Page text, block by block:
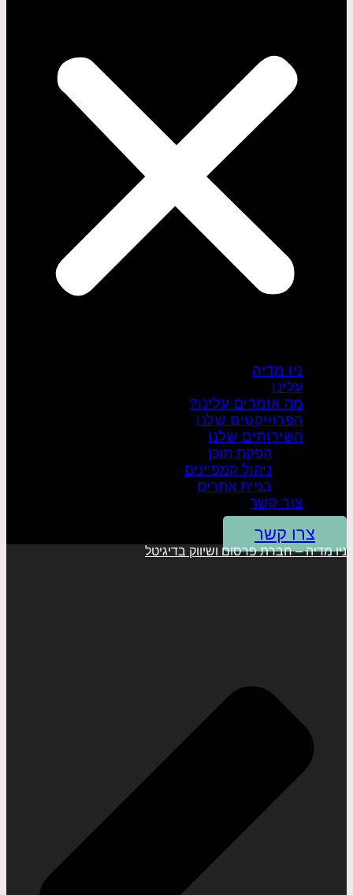
ניו מדיה
עלינו
מה אומרים עלינו?
הפרוייקטים שלנו
השירותים שלנו
הפקת תוכן
ניהול קמפיינים
בניית אתרים
צור קשר
צרו קשר
ניו מדיה – חברת פרסום ושיווק בדיגיטל